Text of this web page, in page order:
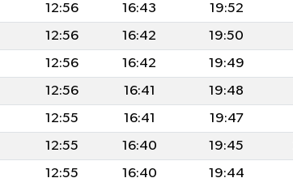
12:56 16:43 19:52
12:56 16:42 19:50
12:56 16:42 19:49
12:56 16:41 19:48
12:55 16:41 19:47
12:55 16:40 19:45
12:55 16:40 19:44